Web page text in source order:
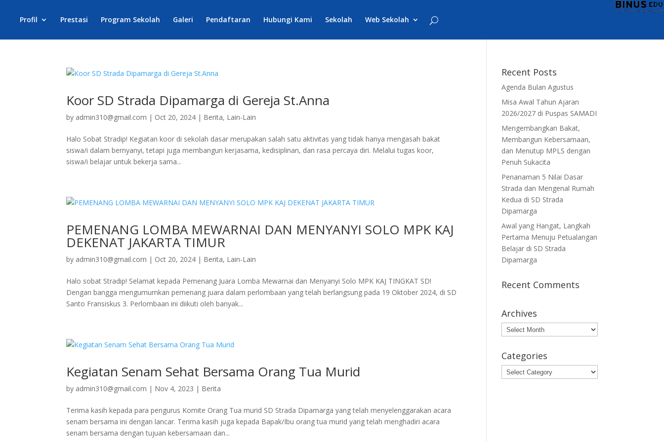
Profil Prestasi Program Sekolah Galeri Pendaftaran Hubungi Kami Sekolah Web Sekolah
Koor SD Strada Dipamarga di Gereja St.Anna
by admin310@gmail.com | Oct 20, 2024 | Berita, Lain-Lain
Halo Sobat Stradip! Kegiatan koor di sekolah dasar merupakan salah satu aktivitas yang tidak hanya mengasah bakat
siswa/i dalam bernyanyi, tetapi juga membangun kerjasama, kedisiplinan, dan rasa percaya diri. Melalui tugas koor,
siswa/i belajar untuk bekerja sama...
PEMENANG LOMBA MEWARNAI DAN MENYANYI SOLO MPK KAJ
DEKENAT JAKARTA TIMUR
by admin310@gmail.com | Oct 20, 2024 | Berita, Lain-Lain
Halo sobat Stradip! Selamat kepada Pemenang Juara Lomba Mewarnai dan Menyanyi Solo MPK KAJ TINGKAT SD!
Dengan bangga mengumumkan pemenang juara dalam perlombaan yang telah berlangsung pada 19 Oktober 2024, di SD
Santo Fransiskus 3. Perlombaan ini diikuti oleh banyak...
Kegiatan Senam Sehat Bersama Orang Tua Murid
by admin310@gmail.com | Nov 4, 2023 | Berita
Terima kasih kepada para pengurus Komite Orang Tua murid SD Strada Dipamarga yang telah menyelenggarakan acara
senam bersama ini dengan lancar. Terima kasih juga kepada Bapak/Ibu orang tua murid yang telah menghadiri acara
senam bersama dengan tujuan kebersamaan dan...
Recent Posts
Agenda Bulan Agustus
Misa Awal Tahun Ajaran
2026/2027 di Puspas SAMADI
Mengembangkan Bakat,
Membangun Kebersamaan,
dan Menutup MPLS dengan
Penuh Sukacita
Penanaman 5 Nilai Dasar
Strada dan Mengenal Rumah
Kedua di SD Strada
Dipamarga
Awal yang Hangat, Langkah
Pertama Menuju Petualangan
Belajar di SD Strada
Dipamarga
Recent Comments
Archives
Archives
Categories
Categories